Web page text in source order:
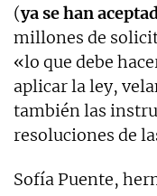
(ya se han
millones de
«lo que debe
aplicar la ley,
también las
resoluciones de
Sofía Puente,